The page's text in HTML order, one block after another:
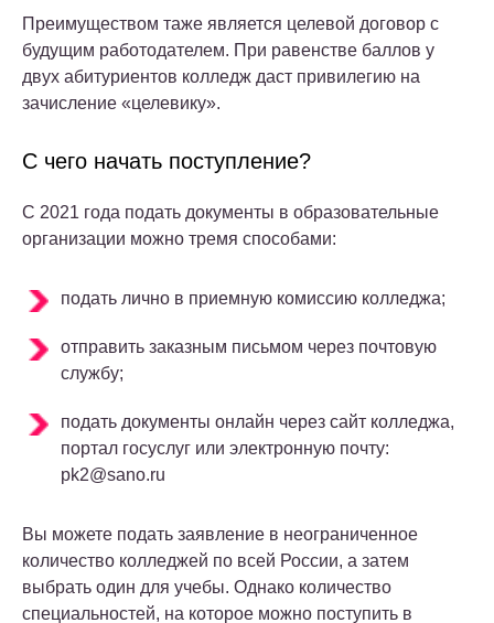
Преимуществом таже является целевой договор с
будущим работодателем. При равенстве баллов у
двух абитуриентов колледж даст привилегию на
зачисление «целевику».
С чего начать поступление?
С 2021 года подать документы в образовательные
организации можно тремя способами:
подать лично в приемную комиссию колледжа;
отправить заказным письмом через почтовую
службу;
подать документы онлайн через сайт колледжа,
портал госуслуг или электронную почту:
pk2@sano.ru
Вы можете подать заявление в неограниченное
количество колледжей по всей России, а затем
выбрать один для учебы. Однако количество
специальностей, на которое можно поступить в